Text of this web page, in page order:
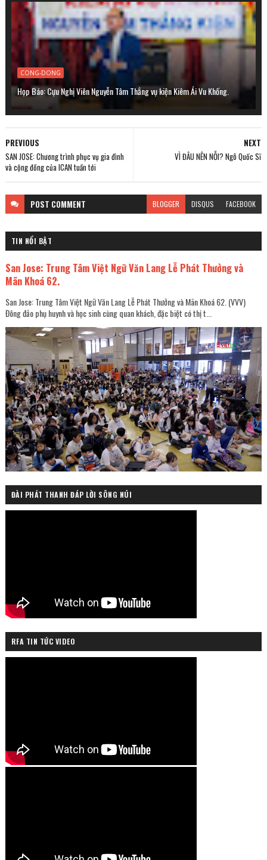
CONG-DONG
Họp Báo: Cựu Nghị Viên Nguyễn Tâm Thắng vụ kiện Kiêm Ái Vu Khống.
NEXT
VÌ ĐÂU NÊN NỖI? Ngô Quốc Sĩ
PREVIOUS
SAN JOSE: Chương trình phục vụ gia đình
và cộng đồng của ICAN tuần tới
POST COMMENT BLOGGER DISQUS FACEBOOK
TIN NỔI BẬT
San Jose: Trung Tâm Việt Ngữ Văn Lang Lễ Phát Thưởng và
Mãn Khoá 62.
San Jose: Trung Tâm Việt Ngữ Văn Lang Lễ Phát Thưởng và Mãn Khoá 62. (VVV)
Đông đảo phụ huynh và học sinh cùng quan khách, đặc biệt có thị t...
ĐÀI PHÁT THANH ĐÁP LỜI SÔNG NÚI
RFA TIN TỨC VIDEO